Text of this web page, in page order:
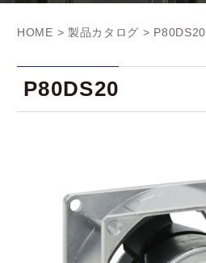
HOME > 製品カタログ > P80DS20
P80DS20